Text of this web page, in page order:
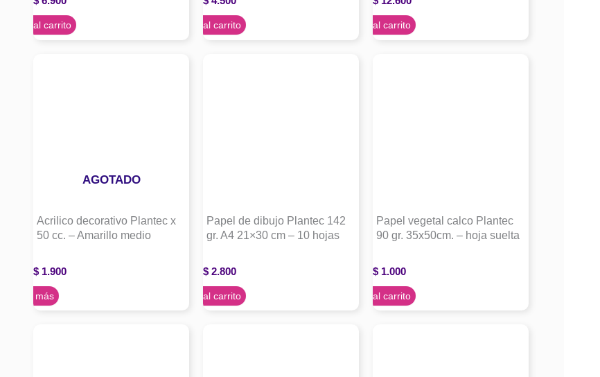
Agregar al carrito Agregar al carrito Agregar al carrito
AGOTADO
Acrilico decorativo Plantec x
50 cc. – Amarillo medio
$ 1.900
Leer más
Papel de dibujo Plantec 142
gr. A4 21×30 cm – 10 hojas
$ 2.800
Agregar al carrito
Papel vegetal calco Plantec
90 gr. 35x50cm. – hoja suelta
$ 1.000
Agregar al carrito